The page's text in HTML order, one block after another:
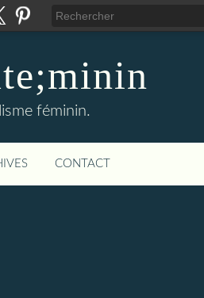
féminin.
CONTACT